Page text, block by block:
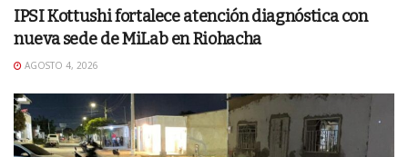
IPSI Kottushi fortalece atención diagnóstica con
nueva sede de MiLab en Riohacha
AGOSTO 4, 2026